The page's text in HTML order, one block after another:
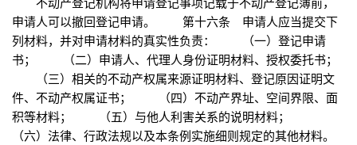
申请人可以撤回登记申请。 第十六条 申请人应当提交下
列材料，并对申请材料的真实性负责： （一）登记申请
书； （二）申请人、代理人身份证明材料、授权委托书；
（三）相关的不动产权属来源证明材料、登记原因证明文
件、不动产权属证书； （四）不动产界址、空间界限、面
积等材料； （五）与他人利害关系的说明材料；
（六）法律、行政法规以及本条例实施细则规定的其他材料。